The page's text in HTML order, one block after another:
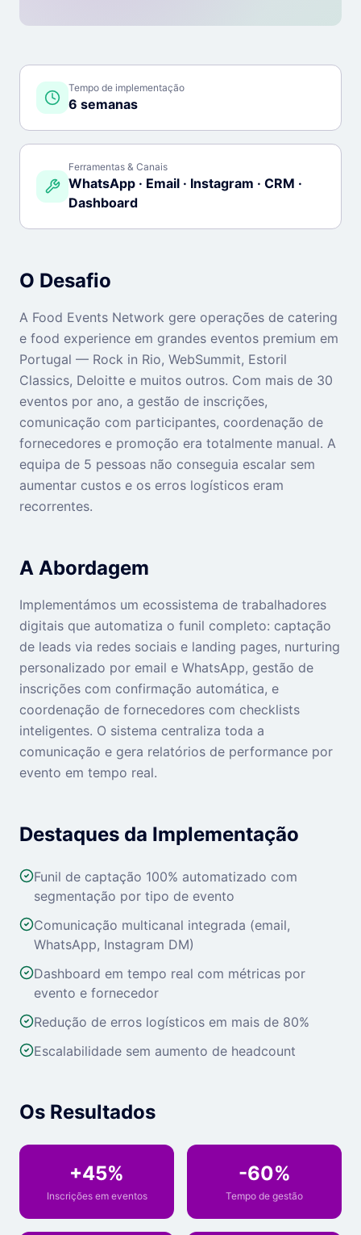
Tempo de implementação
6 semanas
Ferramentas & Canais
WhatsApp · Email · Instagram · CRM ·
Dashboard
O Desafio
A Food Events Network gere operações de catering
e food experience em grandes eventos premium em
Portugal — Rock in Rio, WebSummit, Estoril
Classics, Deloitte e muitos outros. Com mais de 30
eventos por ano, a gestão de inscrições,
comunicação com participantes, coordenação de
fornecedores e promoção era totalmente manual. A
equipa de 5 pessoas não conseguia escalar sem
aumentar custos e os erros logísticos eram
recorrentes.
A Abordagem
Implementámos um ecossistema de trabalhadores
digitais que automatiza o funil completo: captação
de leads via redes sociais e landing pages, nurturing
personalizado por email e WhatsApp, gestão de
inscrições com confirmação automática, e
coordenação de fornecedores com checklists
inteligentes. O sistema centraliza toda a
comunicação e gera relatórios de performance por
evento em tempo real.
Destaques da Implementação
Funil de captação 100% automatizado com
segmentação por tipo de evento
Comunicação multicanal integrada (email,
WhatsApp, Instagram DM)
Dashboard em tempo real com métricas por
evento e fornecedor
Redução de erros logísticos em mais de 80%
Escalabilidade sem aumento de headcount
Os Resultados
+45%
Inscrições em eventos
-60%
Tempo de gestão